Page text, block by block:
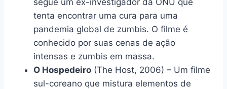
tenta encontrar uma cura para uma
pandemia global de zumbis. O filme é
conhecido por suas cenas de ação
intensas e zumbis em massa.
O Hospedeiro (The Host, 2006) – Um filme
sul-coreano que mistura elementos de